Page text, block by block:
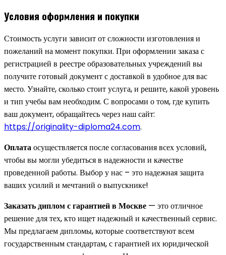
Условия оформления и покупки
Стоимость услуги зависит от сложности изготовления и
пожеланий на момент покупки. При оформлении заказа с
регистрацией в реестре образовательных учреждений вы
получите готовый документ с доставкой в удобное для вас
место. Узнайте, сколько стоит услуга, и решите, какой уровень
и тип учебы вам необходим. С вопросами о том, где купить
ваш документ, обращайтесь через наш сайт:
https://originality-diploma24.com.
Оплатаосуществляется после согласования всех условий,
чтобы вы могли убедиться в надежности и качестве
проведенной работы. Выбор у нас – это надежная защита
ваших усилий и мечтаний о выпускнике!
Заказать диплом с гарантией в Москве — это отличное
решение для тех, кто ищет надежный и качественный сервис.
Мы предлагаем дипломы, которые соответствуют всем
государственным стандартам, с гарантией их юридической